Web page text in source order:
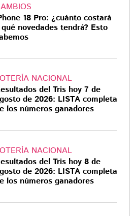
18 Pro: ¿cuánto costará
novedades tendrá? Esto
NACIONAL
del Tris hoy 7 de
de 2026: LISTA completa
los números ganadores
NACIONAL
del Tris hoy 8 de
de 2026: LISTA completa
los números ganadores